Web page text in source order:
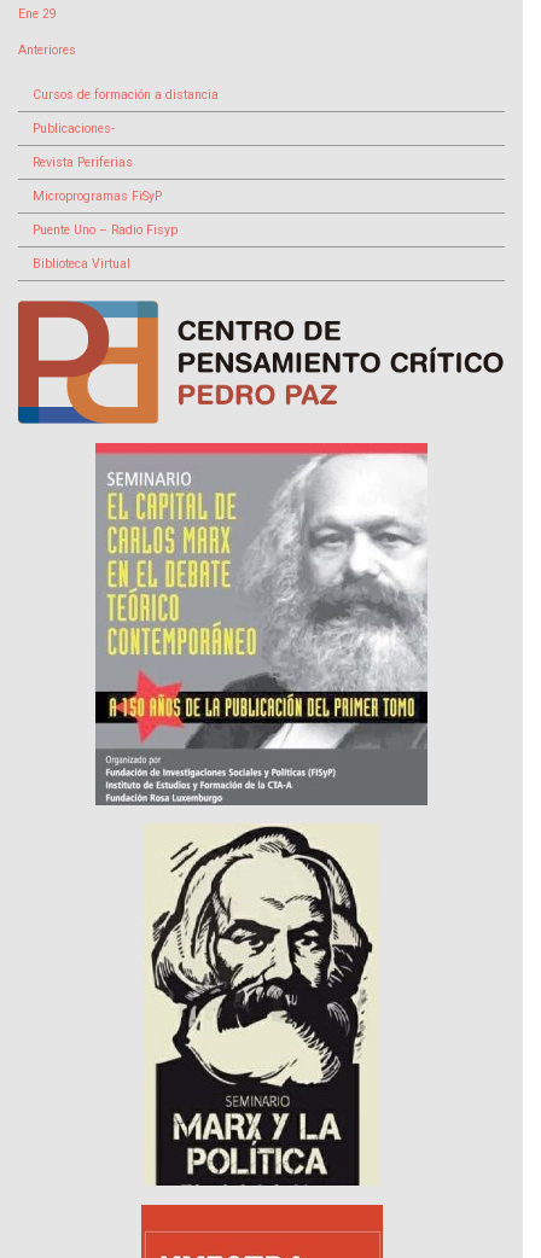
Ene 29
Anteriores
Cursos de formación a distancia
Publicaciones-
Revista Periferias
Microprogramas FiSyP
Puente Uno – Radio Fisyp
Biblioteca Virtual